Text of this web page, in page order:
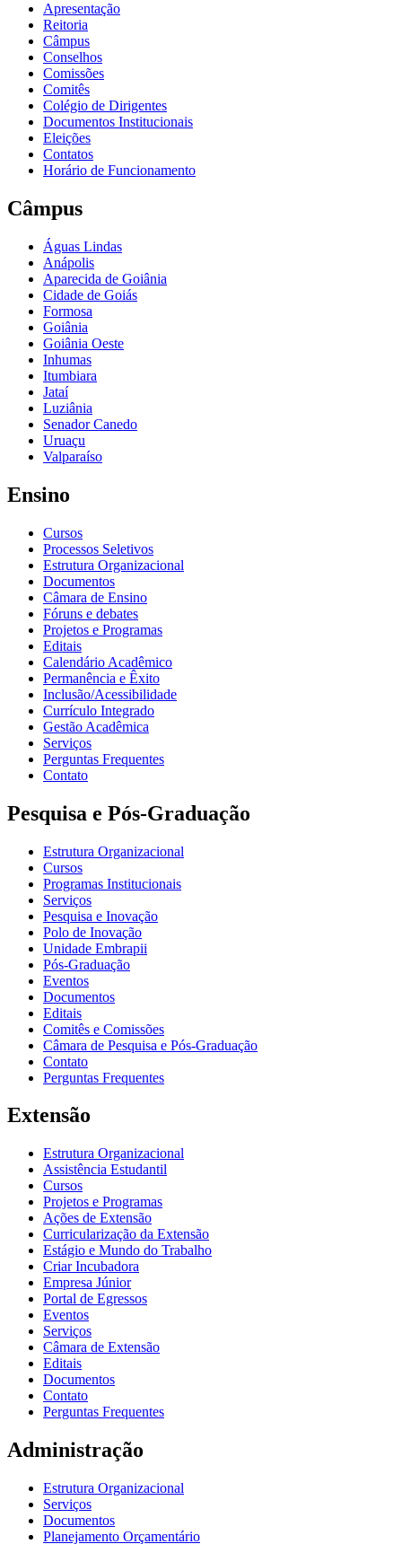
Apresentação
Reitoria
Câmpus
Conselhos
Comissões
Comitês
Colégio de Dirigentes
Documentos Institucionais
Eleições
Contatos
Horário de Funcionamento
Câmpus
Águas Lindas
Anápolis
Aparecida de Goiânia
Cidade de Goiás
Formosa
Goiânia
Goiânia Oeste
Inhumas
Itumbiara
Jataí
Luziânia
Senador Canedo
Uruaçu
Valparaíso
Ensino
Cursos
Processos Seletivos
Estrutura Organizacional
Documentos
Câmara de Ensino
Fóruns e debates
Projetos e Programas
Editais
Calendário Acadêmico
Permanência e Êxito
Inclusão/Acessibilidade
Currículo Integrado
Gestão Acadêmica
Serviços
Perguntas Frequentes
Contato
Pesquisa e Pós-Graduação
Estrutura Organizacional
Cursos
Programas Institucionais
Serviços
Pesquisa e Inovação
Polo de Inovação
Unidade Embrapii
Pós-Graduação
Eventos
Documentos
Editais
Comitês e Comissões
Câmara de Pesquisa e Pós-Graduação
Contato
Perguntas Frequentes
Extensão
Estrutura Organizacional
Assistência Estudantil
Cursos
Projetos e Programas
Ações de Extensão
Curricularização da Extensão
Estágio e Mundo do Trabalho
Criar Incubadora
Empresa Júnior
Portal de Egressos
Eventos
Serviços
Câmara de Extensão
Editais
Documentos
Contato
Perguntas Frequentes
Administração
Estrutura Organizacional
Serviços
Documentos
Planejamento Orçamentário